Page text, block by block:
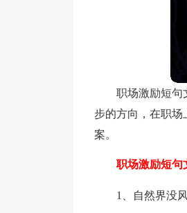
职场激励短句
步的方向，在职
案。
职场激励短句
1、自然界没